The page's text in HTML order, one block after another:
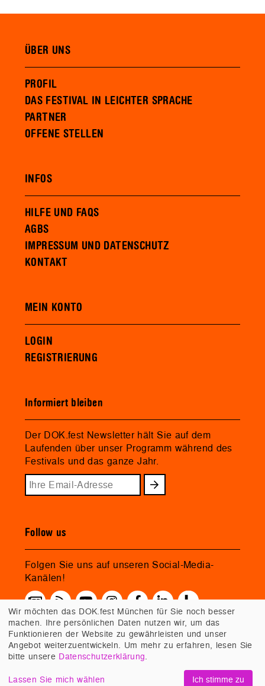
ÜBER UNS
PROFIL
DAS FESTIVAL IN LEICHTER SPRACHE
PARTNER
OFFENE STELLEN
INFOS
HILFE UND FAQS
AGBS
IMPRESSUM UND DATENSCHUTZ
KONTAKT
MEIN KONTO
LOGIN
REGISTRIERUNG
Informiert bleiben
Der DOK.fest Newsletter hält Sie auf dem
Laufenden über unser Programm während des
Festivals und das ganze Jahr.
Follow us
Folgen Sie uns auf unseren Social-Media-
Kanälen!
Wir möchten das DOK.fest München für Sie noch besser
machen. Ihre persönlichen Daten nutzen wir, um das
Funktionieren der Website zu gewährleisten und unser
Angebot weiterzuentwickeln. Um mehr zu erfahren, lesen Sie
bitte unsere Datenschutzerklärung.
Lassen Sie mich wählen Ich stimme zu